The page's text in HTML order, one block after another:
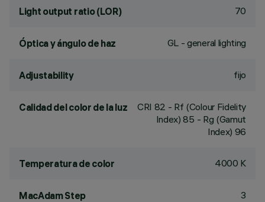
Light output ratio (LOR) 70
Óptica y ángulo de haz GL - general lighting
Adjustability fijo
Calidad del color de la luz CRI 82 - Rf (Colour Fidelity
Index) 85 - Rg (Gamut
Index) 96
Temperatura de color 4000 K
MacAdam Step 3